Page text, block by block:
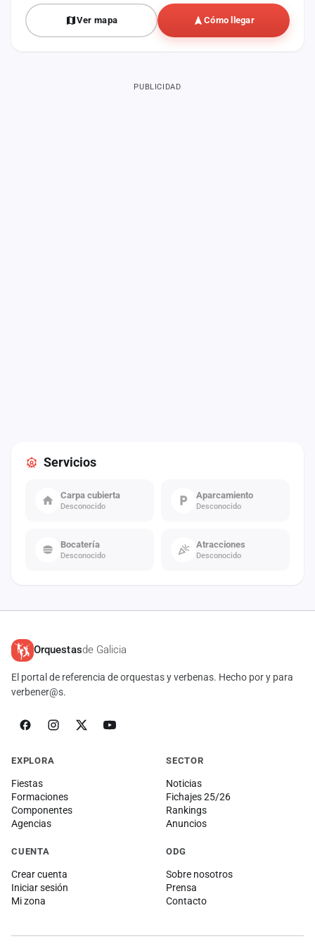
Ver mapa Cómo llegar
Servicios
Carpa cubierta
Desconocido
Aparcamiento
Desconocido
Bocatería
Desconocido
Atracciones
Desconocido
PUBLICIDAD
Orquestasde Galicia
El portal de referencia de orquestas y verbenas. Hecho por y para
verbener@s.
EXPLORA
Fiestas
Formaciones
Componentes
Agencias
SECTOR
Noticias
Fichajes 25/26
Rankings
Anuncios
CUENTA
Crear cuenta
Iniciar sesión
Mi zona
ODG
Sobre nosotros
Prensa
Contacto